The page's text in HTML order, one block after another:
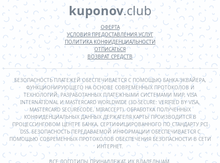
kuponov.club
ОФЕРТА
УСЛОВИЯ ПРЕДОСТАВЛЕНИЯ УСЛУГ
ПОЛИТИКА КОНФИДЕНЦИАЛЬНОСТИ
ОТПИСАТЬСЯ
ВОЗВРАТ СРЕДСТВ
БЕЗОПАСНОСТЬ ПЛАТЕЖЕЙ ОБЕСПЕЧИВАЕТСЯ С ПОМОЩЬЮ БАНКА-ЭКВАЙЕРА,
ФУНКЦИОНИРУЮЩЕГО НА ОСНОВЕ СОВРЕМЕННЫХ ПРОТОКОЛОВ И
ТЕХНОЛОГИЙ, РАЗРАБОТАННЫХ ПЛАТЕЖНЫМИ СИСТЕМАМИ МИР, VISA
INTERNATIONAL И MASTERCARD WORLDWIDE (3D-SECURE: VERIFIED BY VISA,
MASTERCARD SECURECODE, MIRACCEPT). ОБРАБОТКА ПОЛУЧЕННЫХ
КОНФИДЕНЦИАЛЬНЫХ ДАННЫХ ДЕРЖАТЕЛЯ КАРТЫ ПРОИЗВОДИТСЯ В
ПРОЦЕССИНГОВОМ ЦЕНТРЕ БАНКА, СЕРТИФИЦИРОВАННОГО ПО СТАНДАРТУ PCI
DSS. БЕЗОПАСНОСТЬ ПЕРЕДАВАЕМОЙ ИНФОРМАЦИИ ОБЕСПЕЧИВАЕТСЯ С
ПОМОЩЬЮ СОВРЕМЕННЫХ ПРОТОКОЛОВ ОБЕСПЕЧЕНИЯ БЕЗОПАСНОСТИ В СЕТИ
ИНТЕРНЕТ.